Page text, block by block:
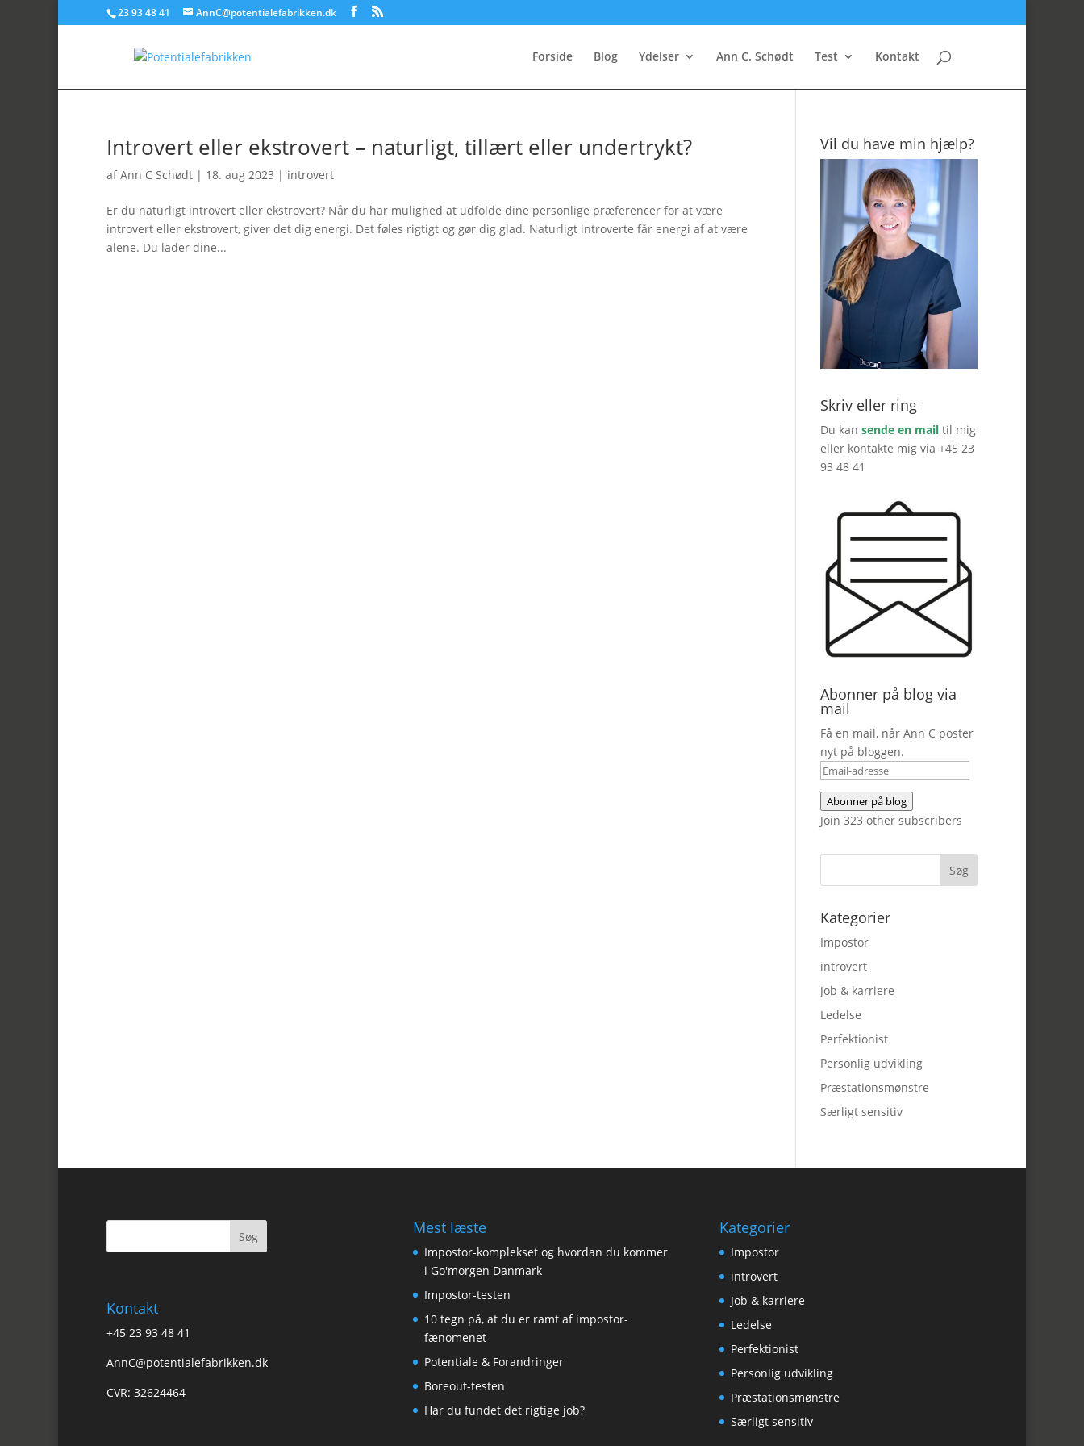
23 93 48 41 AnnC@potentialefabrikken.dk
Forside Blog Ydelser Ann C. Schødt Test Kontakt
Introvert eller ekstrovert – naturligt, tillært eller undertrykt?
afAnn C Schødt | 18. aug 2023 | introvert
Er du naturligt introvert eller ekstrovert? Når du har mulighed at udfolde dine personlige præferencer for at være
introvert eller ekstrovert, giver det dig energi. Det føles rigtigt og gør dig glad. Naturligt introverte får energi af at være
alene. Du lader dine...
Vil du have min hjælp?
Skriv eller ring
Du kan sende en mail til mig
eller kontakte mig via +45 23
93 48 41
Abonner på blog via
mail
Få en mail, når Ann C poster
nyt på bloggen.
Email-
adresse
Abonner på blog
Join 323 other subscribers
Kategorier
Impostor
introvert
Job & karriere
Ledelse
Perfektionist
Personlig udvikling
Præstationsmønstre
Særligt sensitiv
Kontakt
+45 23 93 48 41
AnnC@potentialefabrikken.dk
CVR: 32624464
Mest læste
Impostor-komplekset og hvordan du kommer
i Go'morgen Danmark
Impostor-testen
10 tegn på, at du er ramt af impostor-
fænomenet
Potentiale & Forandringer
Boreout-testen
Har du fundet det rigtige job?
Kategorier
Impostor
introvert
Job & karriere
Ledelse
Perfektionist
Personlig udvikling
Præstationsmønstre
Særligt sensitiv